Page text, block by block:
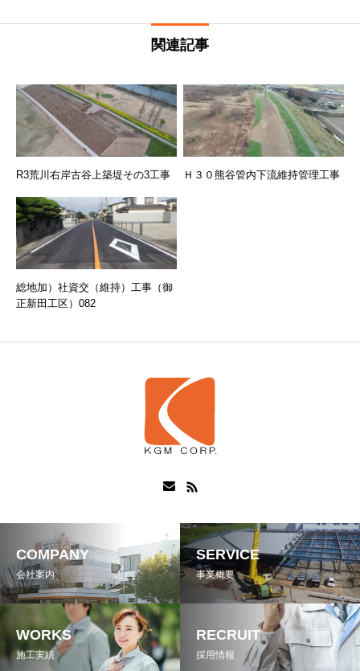
関連記事
R3荒川右岸古谷上築堤その3工事 Ｈ３０熊谷管内下流維持管理工事
総地加）社資交（維持）工事（御
正新田工区）082
COMPANY
会社案内
SERVICE
事業概要
WORKS
施工実績
RECRUIT
採用情報